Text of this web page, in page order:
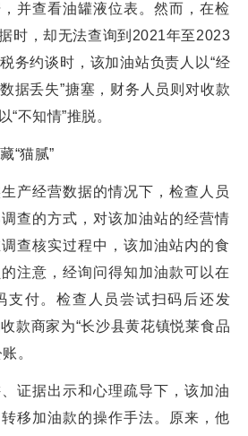
并查看油罐液位表。然而，在检
时，却无法查询到2021年至2023
务约谈时，该加油站负责人以“经
据丢失”搪塞，财务人员则对收款
不知情”推脱。
“猫腻”
经营数据的情况下，检查人员
查的方式，对该加油站的经营情
查核实过程中，该加油站内的食
注意，经询问得知加油款可以在
支付。检查人员尝试扫码后还发
款商家为“长沙县黄花镇悦莱食品
。
据出示和心理疏导下，该加油
移加油款的操作手法。原来，他